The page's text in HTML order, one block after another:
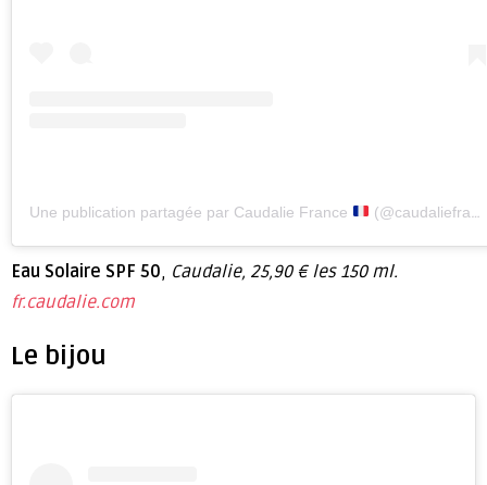
Une publication partagée par Caudalie France (@caudaliefrance)
Eau Solaire SPF 50, Caudalie, 25,90 € les 150 ml.
fr.caudalie.com
Le bijou